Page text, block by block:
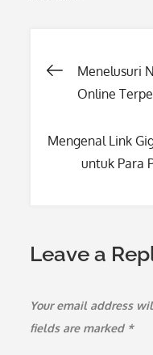
Post
Menelusuri
Online
Mengenal Link
untuk Para
Leave a
Your email address
fields are marked *